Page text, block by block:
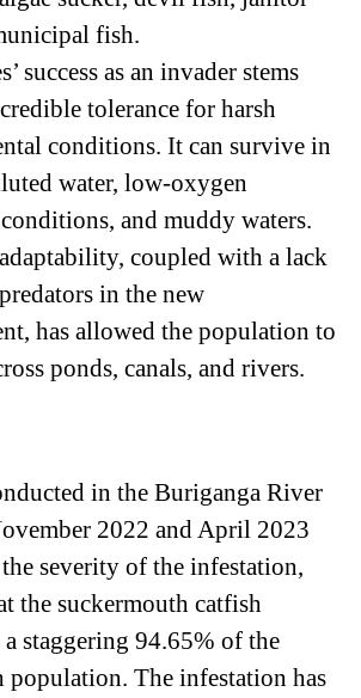
fish.
success as an invader stems
tolerance for harsh
conditions. It can survive in
water, low-oxygen
and muddy waters.
coupled with a lack
in the new
has allowed the population to
ponds, canals, and rivers.
in the Buriganga River
2022 and April 2023
severity of the infestation,
the suckermouth catfish
staggering 94.65% of the
population. The infestation has